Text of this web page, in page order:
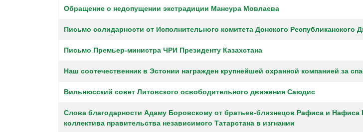
Обращение о недопущении экстрадиции Мансура Мовлаева
Письмо солидарности от Исполнительного комитета Донского Республиканского
Письмо Премьер-министра ЧРИ Президенту Казахстана
Наш соотечественник в Эстонии награжден крупнейшей охранной компанией за
Вильнюсский совет Литовского освободительного движения Саюдис
Слова благодарности Адаму Боровскому от братьев-близнецов Рафиса и Нафиса
коллектива правительства независимого Татарстана в изгнании